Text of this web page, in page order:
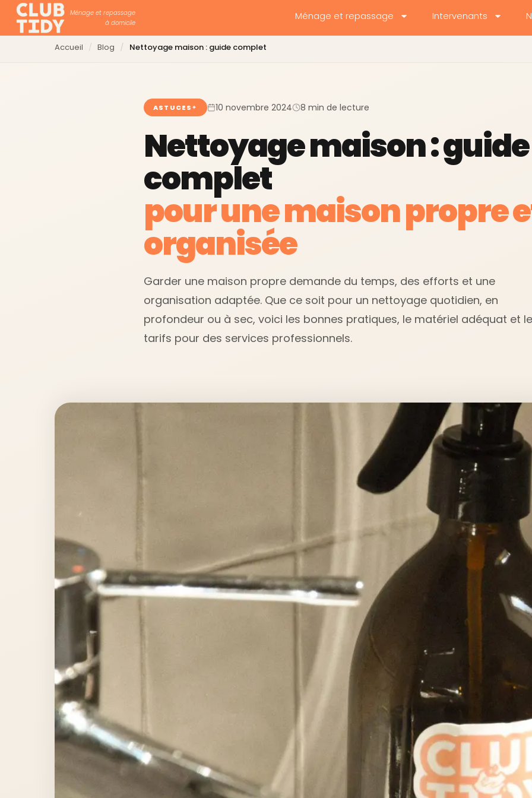
Ménage et repassage
à domicile
Ménage et repassage Intervenants
Accueil Blog Nettoyage maison : guide complet
ASTUCES 10 novembre 2024 8 min de lecture
Nettoyage maison : guide
complet
pour une maison propre
organisée
Garder une maison propre demande du temps, des efforts et une
organisation adaptée. Que ce soit pour un nettoyage quotidien, en
profondeur ou à sec, voici les bonnes pratiques, le matériel adéquat et
tarifs pour des services professionnels.